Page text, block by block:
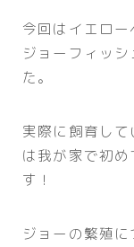
今回はイエロ
ジョーフィッ
た。
実際に飼育し
は我が家で初
す！
ジョーの繁殖